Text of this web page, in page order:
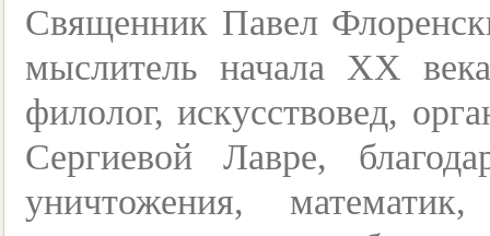
Священник Павел
мыслитель начала XX
филолог, искусствовед,
Сергиевой Лавре,
уничтожения,